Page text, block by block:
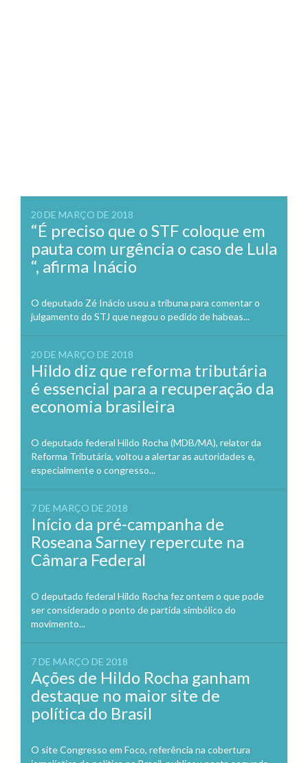
20 DE MARÇO DE 2018
“É preciso que o STF coloque em
pauta com urgência o caso de Lula
“, afirma Inácio
O deputado Zé Inácio usou a tribuna para comentar o
julgamento do STJ que negou o pedido de habeas...
20 DE MARÇO DE 2018
Hildo diz que reforma tributária
é essencial para a recuperação da
economia brasileira
O deputado federal Hildo Rocha (MDB/MA), relator da
Reforma Tributária, voltou a alertar as autoridades e,
especialmente o congresso...
7 DE MARÇO DE 2018
Início da pré-campanha de
Roseana Sarney repercute na
Câmara Federal
O deputado federal Hildo Rocha fez ontem o que pode
ser considerado o ponto de partida simbólico do
movimento...
7 DE MARÇO DE 2018
Ações de Hildo Rocha ganham
destaque no maior site de
política do Brasil
O site Congresso em Foco, referência na cobertura